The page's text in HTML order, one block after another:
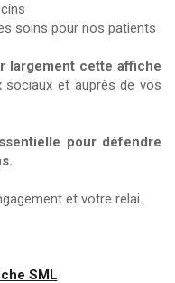
soins pour nos patients
largement cette affiche
sociaux et auprès de vos
pour défendre
et votre relai.
SML